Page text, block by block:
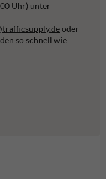
Uhr) unter
oder
so schnell wie